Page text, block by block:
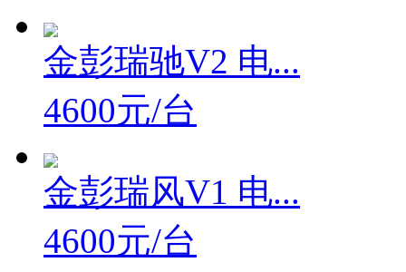
金彭瑞驰V2 电...
4600元/台
金彭瑞风V1 电...
4600元/台